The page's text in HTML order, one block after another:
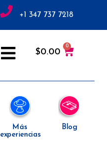
+1 347 737 7218
$0.00
Más
experiencias
Blog